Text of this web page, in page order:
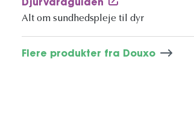
Djurvårdguiden
Alt om sundhedspleje til dyr
Flere produkter fra Douxo